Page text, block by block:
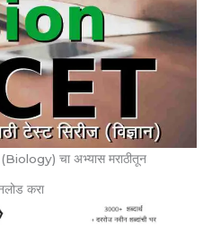
चा अभ्यास मराठीतून
करा